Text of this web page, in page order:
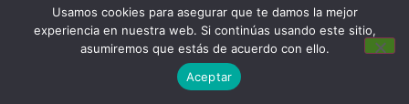
Usamos cookies para asegurar que te damos la mejor
experiencia en nuestra web. Si continúas usando este sitio,
asumiremos que estás de acuerdo con ello.
Aceptar